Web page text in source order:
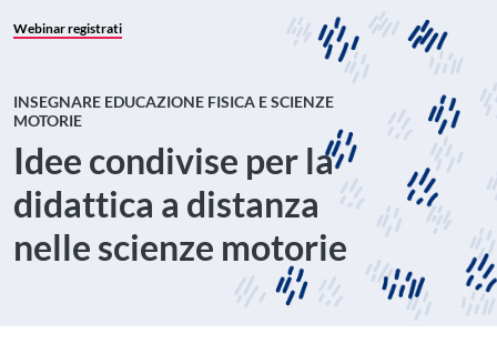
Webinar registrati
INSEGNARE EDUCAZIONE FISICA E SCIENZE
MOTORIE
Idee condivise per la
didattica a distanza
nelle scienze motorie